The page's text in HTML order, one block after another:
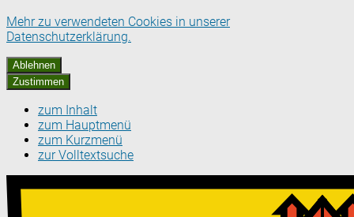
Mehr zu verwendeten Cookies in unserer
Datenschutzerklärung.
Ablehnen
Zustimmen
zum Inhalt
zum Hauptmenü
zum Kurzmenü
zur Volltextsuche